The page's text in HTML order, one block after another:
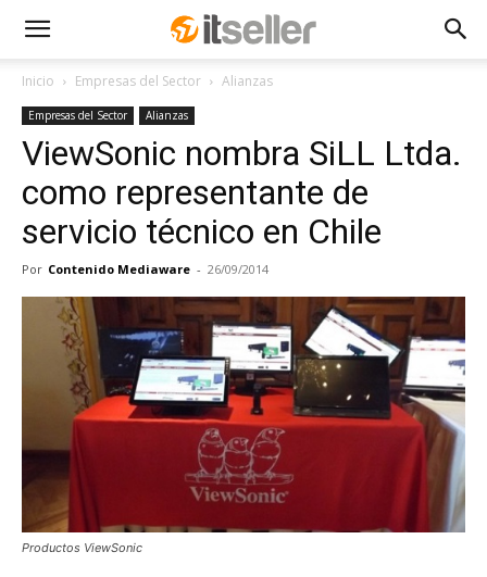
Inicio Empresas del Sector Alianzas
Empresas del Sector Alianzas
ViewSonic nombra SiLL Ltda.
como representante de
servicio técnico en Chile
Por Contenido Mediaware - 26/09/2014
Productos ViewSonic